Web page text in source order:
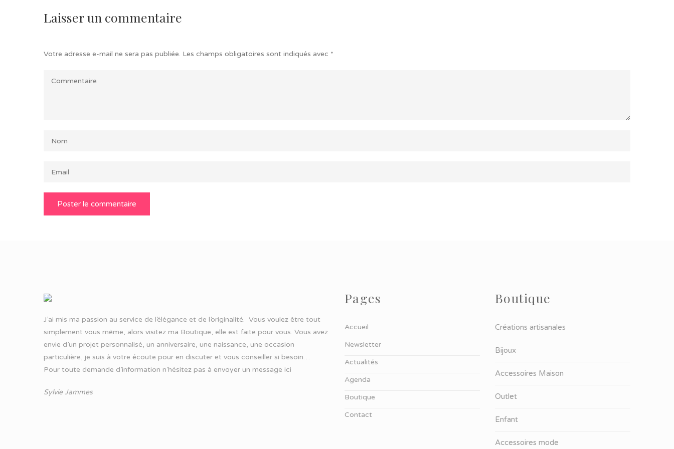
Laisser un commentaire
Votre adresse e-mail ne sera pas publiée. Les champs obligatoires sont indiqués avec *
J’ai mis ma passion au service de l’élégance et de l’originalité. Vous voulez être tout
simplement vous même, alors visitez ma Boutique, elle est faite pour vous. Vous avez
envie d’un projet personnalisé, un anniversaire, une naissance, une occasion
particulière, je suis à votre écoute pour en discuter et vous conseiller si besoin…
Pour toute demande d’information n’hésitez pas à envoyer un message ici
Sylvie Jammes
Pages
Accueil
Newsletter
Actualités
Agenda
Boutique
Contact
Boutique
Créations artisanales
Bijoux
Accessoires Maison
Outlet
Enfant
Accessoires mode